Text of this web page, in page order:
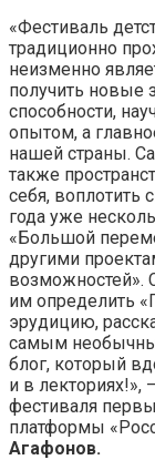
«Фестиваль
традиционно
неизменно
получить новые
способности,
опытом, а
нашей страны.
также
себя, воплотить
года уже
«Большой
другими
им определить
эрудицию,
самым
блог, который
и в лекториях!»,
фестиваля
платформы
Агафонов.